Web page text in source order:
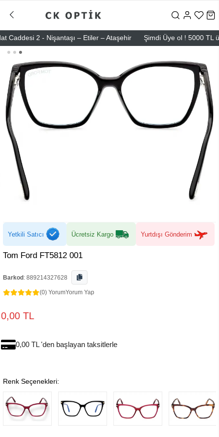
2 - Nişantaşı – Etiler – Ataşehir Şimdi Üye ol ! 5000 TL
Yetkili Satıcı Ücretsiz Kargo Yurtdışı Gönderim
Tom Ford FT5812 001
Barkod : 889214327628
(0) YorumYorum Yap
0,00 TL
0,00 TL 'den başlayan taksitlerle
Renk Seçenekleri: